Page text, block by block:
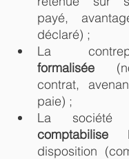
payé,
déclaré) ;
formalisée
contrat,
paie) ;
La société
comptabilise